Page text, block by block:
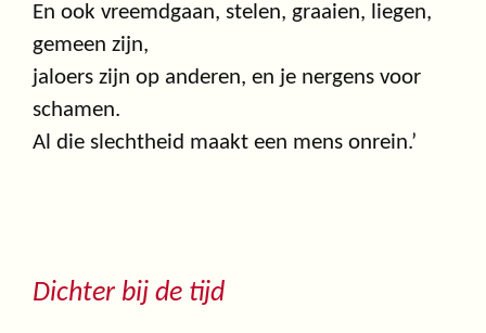
En ook vreemdgaan, stelen, graaien, liegen,
gemeen zijn,
jaloers zijn op anderen, en je nergens voor
schamen.
Al die slechtheid maakt een mens onrein.’
Dichter bij de tijd